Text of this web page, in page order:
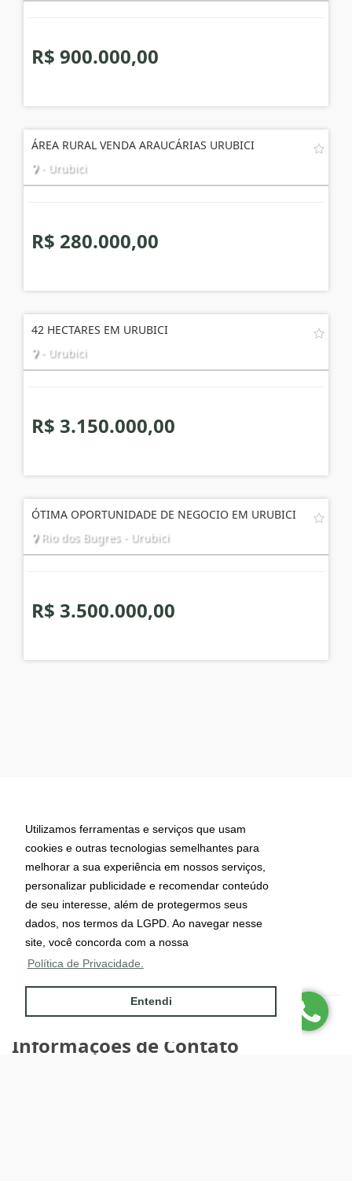
Utilizamos ferramentas e serviços que usam
cookies e outras tecnologias semelhantes para
melhorar a sua experiência em nossos serviços,
personalizar publicidade e recomendar conteúdo
de seu interesse, além de protegermos seus
dados, nos termos da LGPD. Ao navegar nesse
site, você concorda com a nossa
Política de Privacidade.
Entendi
R$ 900.000,00
ÁREA RURAL VENDA ARAUCÁRIAS URUBICI
- Urubici
R$ 280.000,00
42 HECTARES EM URUBICI
- Urubici
R$ 3.150.000,00
ÓTIMA OPORTUNIDADE DE NEGOCIO EM URUBICI
Rio dos Bugres - Urubici
R$ 3.500.000,00
CRECI: J-6095
Informações de Contato